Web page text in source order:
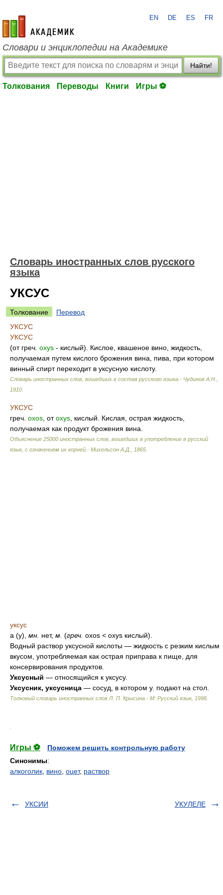
academic.ru
EN DE ES FR
Словари и энциклопедии на Академике
Найти!
Толкования Переводы Книги Игры ⚽
Словарь иностранных слов русского
языка
УКСУС
Толкование
Перевод
УКСУС
УКСУС
(от греч. oxys - кислый). Кислое, квашеное вино, жидкость,
получаемая путем кислого брожения вина, пива, при котором
винный спирт переходит в уксусную кислоту.
Словарь иностранных слов, вошедших в состав русского языка.- Чудинов А.Н.
1910
УКСУС
греч. oxos , отoxys , кислый. Кислая, острая жидкость,
получаемая как продукт брожения вина.
Объяснение 25000 иностранных слов, вошедших в употребление в русский
язык, с означением их корней.- Михельсон А.Д.
1865
уксус
а (у), мн. нет, м. (греч. oxos < oxys кислый).
Водный раствор уксусной кислоты — жидкость с резким кислым
вкусом, употребляемая как острая приправа к пище, для
консервирования продуктов.
Уксусный — относящийся к уксусу.
Уксусник, уксусница — сосуд, в котором у. подают на стол.
Толковый словарь иностранных слов Л. П. Крысина.- М: Русский язык, 1998
Игры ⚽
Поможем решить контрольную работу
Синонимы:
алкоголик вино оцет, раствор
УКСИИ УКУЛЕЛЕ